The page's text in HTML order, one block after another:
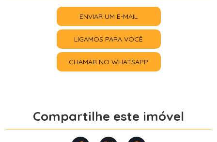
ENVIAR UM E-MAIL
LIGAMOS PARA VOCÊ
CHAMAR NO WHATSAPP
Compartilhe este imóvel